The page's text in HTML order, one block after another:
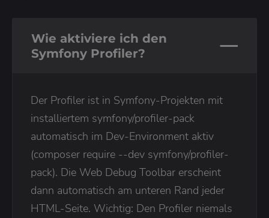
Wie aktiviere ich den
Symfony Profiler?
Der Profiler ist in Symfony-Projekten mit
installiertem symfony/profiler-pack
automatisch im Dev-Environment aktiv
(composer require --dev symfony/profiler-
pack). Die Web Debug Toolbar erscheint
dann automatisch am unteren Rand jeder
HTML-Seite. Wichtig: Den Profiler niemals